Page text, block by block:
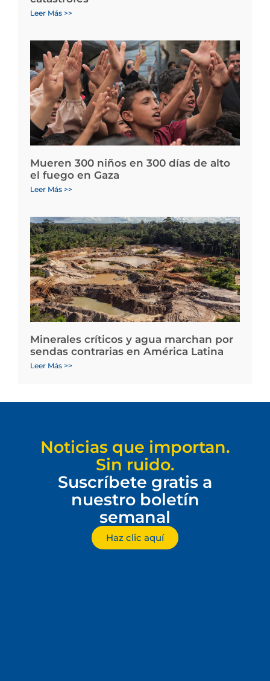
Leer Más >>
Mueren 300 niños en 300 días de alto
el fuego en Gaza
Leer Más >>
Minerales críticos y agua marchan por
sendas contrarias en América Latina
Leer Más >>
Noticias que importan.
Sin ruido.
Suscríbete gratis a
nuestro boletín
semanal
Haz clic aquí